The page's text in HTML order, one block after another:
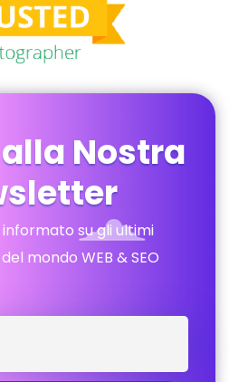
Nostra
su gli ultimi
mondo WEB & SEO